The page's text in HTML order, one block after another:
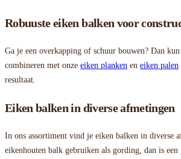
Robuuste eiken balken voor
Ga je een overkapping of schuur bouwen? Dan
combineren met onze eiken planken en eiken palen
resultaat.
Eiken balken in diverse afmetingen
In ons assortiment vind je eiken balken in diverse
eikenhouten balk gebruiken als gording, dan is een